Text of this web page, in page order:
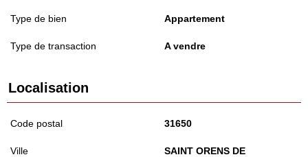
Type de bien Appartement
Type de transaction A vendre
Localisation
Code postal 31650
Ville
SAINT ORENS DE